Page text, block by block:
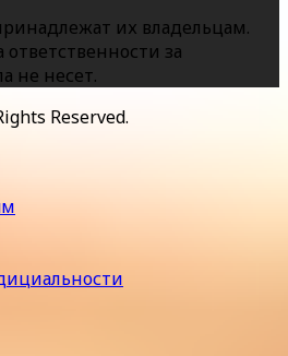
их владельцам.
за
не несет.
Reserved.